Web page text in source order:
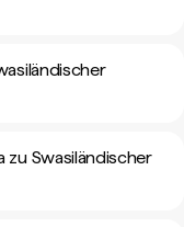
zu Swasiländischer